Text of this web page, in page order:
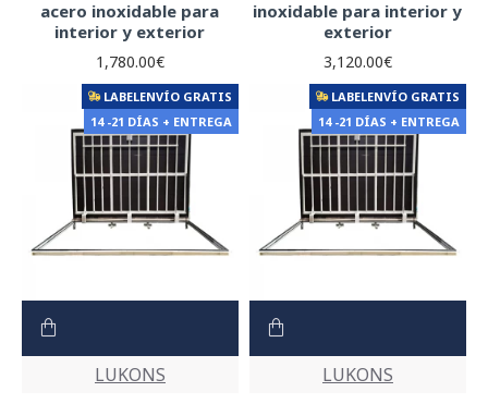
acero inoxidable para
interior y exterior
1,780.00€
inoxidable para interior y
exterior
3,120.00€
LABELENVÍO GRATIS
14 -21 DÍAS + ENTREGA
LUKONS
LABELENVÍO GRATIS
14 -21 DÍAS + ENTREGA
LUKONS